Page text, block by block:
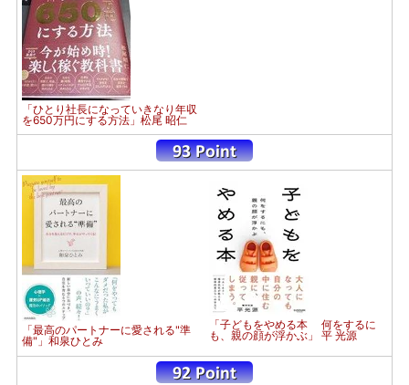
「ひとり社長になっていきなり年収
を650万円にする方法」松尾 昭仁
「最高のパートナーに愛される"準
備"」和泉ひとみ
「子どもをやめる本 何をするに
も、親の顔が浮かぶ」 平 光源